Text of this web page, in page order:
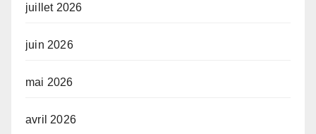
juillet 2026
juin 2026
mai 2026
avril 2026